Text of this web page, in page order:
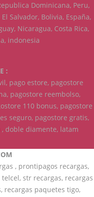
Dominicana, Peru,
Salvador, Bolivia, España,
Nicaragua, Costa Rica,
indonesia
:
pago estore, pagostore
pagostore reembolso,
110 bonus, pagostore
seguro, pagostore gratis,
, doble diamente, latam
, prontipagos recargas,
str recargas, recargas
recargas paquetes tigo,